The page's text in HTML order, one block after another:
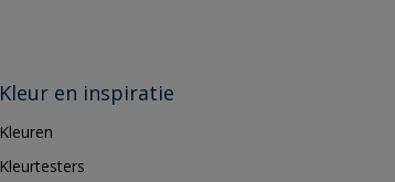
Kleur en inspiratie
Kleuren
Kleurtesters